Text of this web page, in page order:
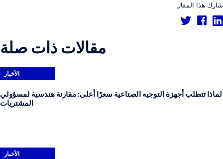
شارك هذا المقال
مقالات ذات صلة
الأخبار
لماذا تتطلب أجهزة التوجيه الصناعية سعرًا أعلى: مقارنة هندسية لمسؤولي
المشتريات
الأخبار